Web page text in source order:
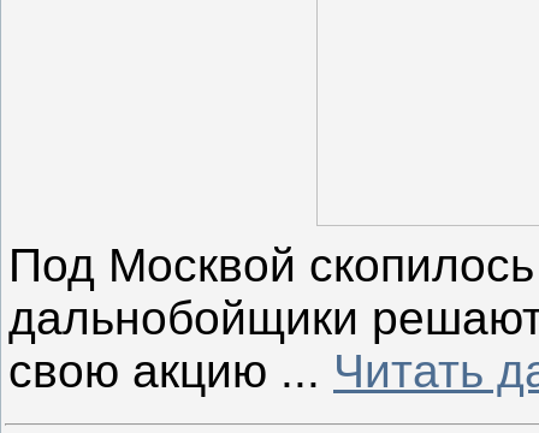
Под Москвой
дальнобойщики
свою акцию ... Читать